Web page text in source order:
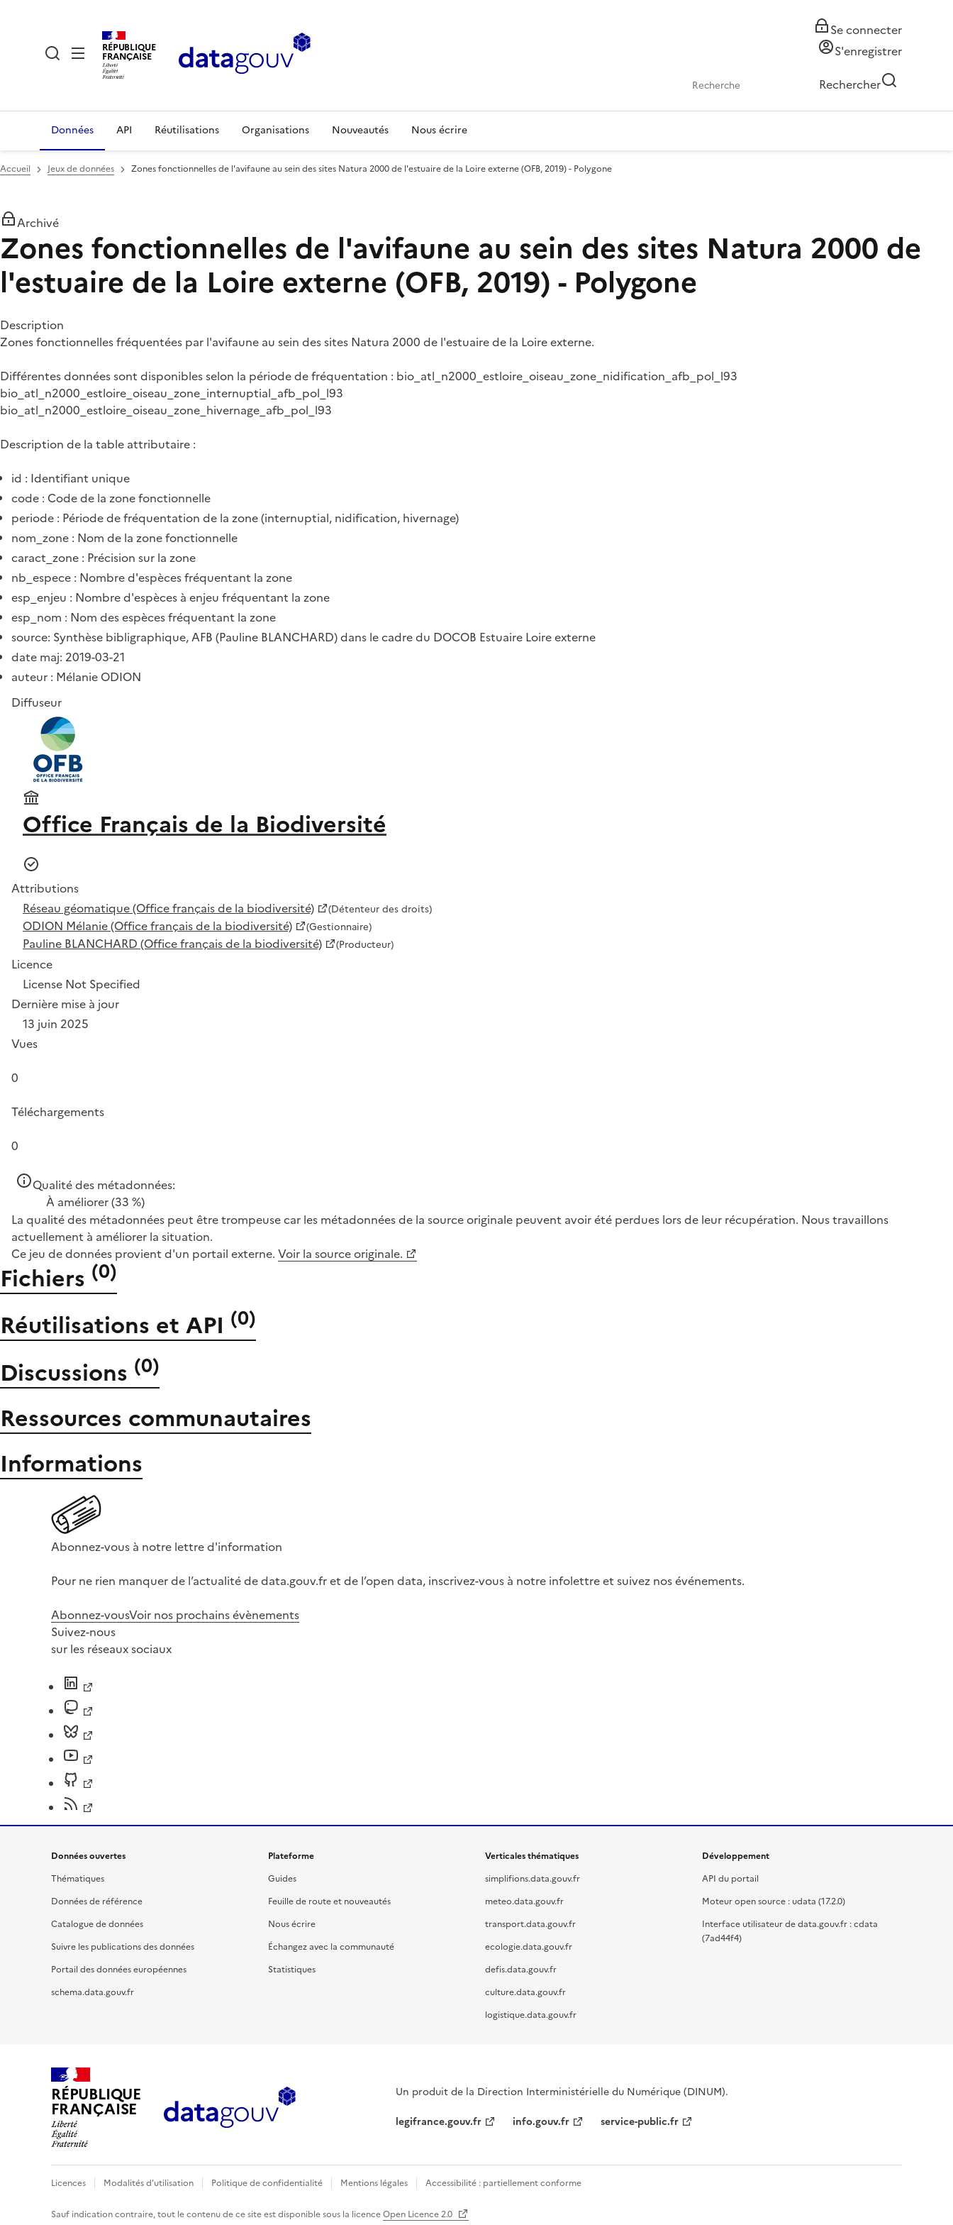
RÉPUBLIQUE
FRANÇAISE
Se connecter
S'enregistrer
Rechercher
Données API Réutilisations Organisations Nouveautés Nous écrire
Accueil Jeux de données Zones fonctionnelles de l'avifaune au sein des sites Natura 2000 de l'estuaire de la Loire externe (OFB, 2019) - Polygone
Archivé
Zones fonctionnelles de l'avifaune au sein des sites Natura 2000 de
l'estuaire de la Loire externe (OFB, 2019) - Polygone
Description
Zones fonctionnelles fréquentées par l'avifaune au sein des sites Natura 2000 de l'estuaire de la Loire externe.
Différentes données sont disponibles selon la période de fréquentation : bio_atl_n2000_estloire_oiseau_zone_nidification_afb_pol_l93
bio_atl_n2000_estloire_oiseau_zone_internuptial_afb_pol_l93
bio_atl_n2000_estloire_oiseau_zone_hivernage_afb_pol_l93
Description de la table attributaire :
id : Identifiant unique
code : Code de la zone fonctionnelle
periode : Période de fréquentation de la zone (internuptial, nidification, hivernage)
nom_zone : Nom de la zone fonctionnelle
caract_zone : Précision sur la zone
nb_espece : Nombre d'espèces fréquentant la zone
esp_enjeu : Nombre d'espèces à enjeu fréquentant la zone
esp_nom : Nom des espèces fréquentant la zone
source: Synthèse bibligraphique, AFB (Pauline BLANCHARD) dans le cadre du DOCOB Estuaire Loire externe
date maj: 2019-03-21
auteur : Mélanie ODION
Diffuseur
Office Français de la Biodiversité
Attributions
Réseau géomatique (Office français de la biodiversité)
(Détenteur des droits)
ODION Mélanie (Office français de la biodiversité) (Gestionnaire)
Pauline BLANCHARD (Office français de la biodiversité) (Producteur)
Licence
License Not Specified
Dernière mise à jour
13 juin 2025
Vues
0
Téléchargements
0
Qualité des métadonnées:
À améliorer(33 %)
La qualité des métadonnées peut être trompeuse car les métadonnées de la source originale peuvent avoir été perdues lors de leur récupération. Nous travaillons
actuellement à améliorer la situation.
Ce jeu de données provient d'un portail externe. Voir la source originale.
Fichiers (0)
Réutilisations et API (0)
Discussions (0)
Ressources communautaires
Informations
Abonnez-vous à notre lettre d'information
Pour ne rien manquer de l’actualité de data.gouv.fr et de l’open data, inscrivez-vous à notre infolettre et suivez nos événements.
Abonnez-vousVoir nos prochains évènements
Suivez-nous
sur les réseaux sociaux
Données ouvertes
Thématiques
Données de référence
Catalogue de données
Suivre les publications des données
Portail des données européennes
schema.data.gouv.fr
Plateforme
Guides
Feuille de route et nouveautés
Nous écrire
Échangez avec la communauté
Statistiques
Verticales thématiques
simplifions.data.gouv.fr
meteo.data.gouv.fr
transport.data.gouv.fr
ecologie.data.gouv.fr
defis.data.gouv.fr
culture.data.gouv.fr
logistique.data.gouv.fr
Développement
API du portail
Moteur open source : udata (17.2.0)
Interface utilisateur de data.gouv.fr : cdata
(7ad44f4)
RÉPUBLIQUE
FRANÇAISE
Un produit de la Direction Interministérielle du Numérique (DINUM).
legifrance.gouv.fr
info.gouv.fr service-public.fr
Licences Modalités d'utilisation Politique de confidentialité Mentions légales Accessibilité : partiellement conforme
Sauf indication contraire, tout le contenu de ce site est disponible sous la licenceOpen Licence 2.0